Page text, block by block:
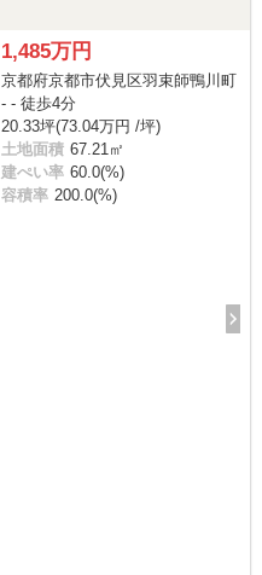
1,485万円
京都府京都市伏見区羽束師鴨川町
- - 徒歩4分
20.33坪(73.04万円 /坪)
土地面積 67.21㎡
建ぺい率 60.0(%)
容積率 200.0(%)